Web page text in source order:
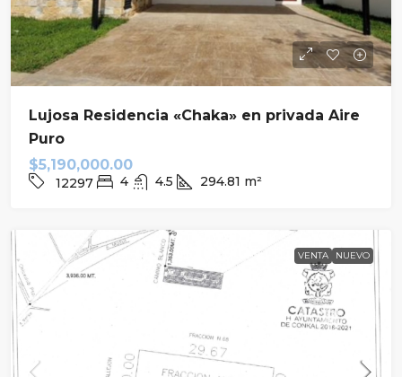
Lujosa Residencia «Chaka» en privada Aire
Puro
$5,190,000.00
12297 4 4.5 294.81 m²
VENTA NUEVO